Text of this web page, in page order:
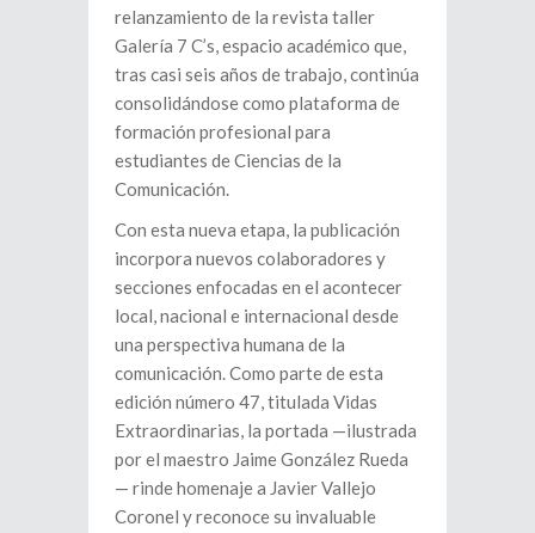
relanzamiento de la revista taller
Galería 7 C’s, espacio académico que,
tras casi seis años de trabajo, continúa
consolidándose como plataforma de
formación profesional para
estudiantes de Ciencias de la
Comunicación.
Con esta nueva etapa, la publicación
incorpora nuevos colaboradores y
secciones enfocadas en el acontecer
local, nacional e internacional desde
una perspectiva humana de la
comunicación. Como parte de esta
edición número 47, titulada Vidas
Extraordinarias, la portada —ilustrada
por el maestro Jaime González Rueda
— rinde homenaje a Javier Vallejo
Coronel y reconoce su invaluable